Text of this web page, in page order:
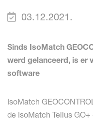
03.12.2021.
Sinds IsoMatch
werd gelanceerd, is er
software
IsoMatch
de IsoMatch Tellus